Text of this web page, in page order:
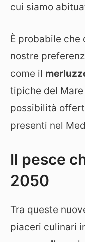
cui siamo
È probabile che
nostre
come il
tipiche del
possibilità
presenti nel
Il pesce
2050
Tra queste
piaceri culinari